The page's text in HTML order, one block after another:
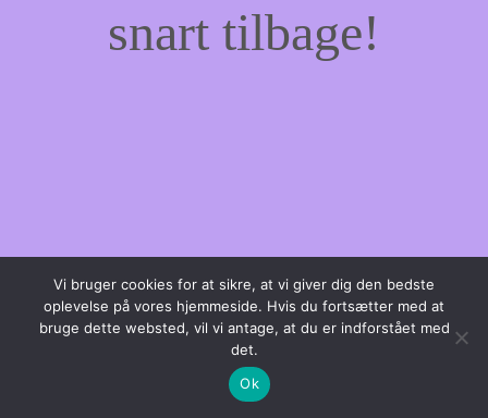
snart tilbage!
Vi bruger cookies for at sikre, at vi giver dig den bedste
oplevelse på vores hjemmeside. Hvis du fortsætter med at
bruge dette websted, vil vi antage, at du er indforstået med
det.
Ok